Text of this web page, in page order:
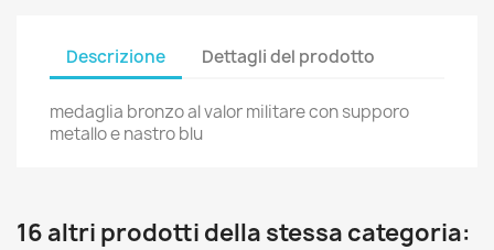
Descrizione Dettagli del prodotto
medaglia bronzo al valor militare con supporo
metallo e nastro blu
16 altri prodotti della stessa categoria: